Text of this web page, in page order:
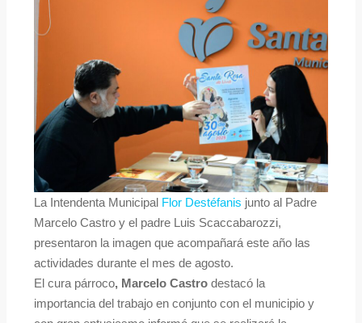
La Intendenta Municipal Flor Destéfanis junto al Padre
Marcelo Castro y el padre Luis Scaccabarozzi,
presentaron la imagen que acompañará este año las
actividades durante el mes de agosto.
El cura párroco, Marcelo Castro destacó la
importancia del trabajo en conjunto con el municipio y